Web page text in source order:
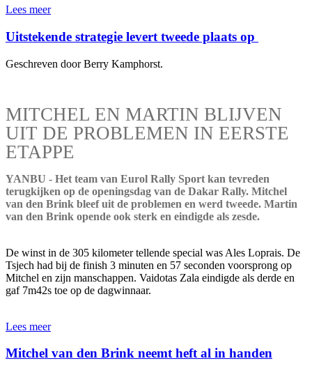
Lees meer
Uitstekende strategie levert tweede plaats op
Geschreven door Berry Kamphorst.
MITCHEL EN MARTIN BLIJVEN
UIT DE PROBLEMEN IN EERSTE
ETAPPE
YANBU - Het team van Eurol Rally Sport kan tevreden
terugkijken op de openingsdag van de Dakar Rally. Mitchel
van den Brink bleef uit de problemen en werd tweede. Martin
van den Brink opende ook sterk en eindigde als zesde.
De winst in de 305 kilometer tellende special was Ales Loprais. De
Tsjech had bij de finish 3 minuten en 57 seconden voorsprong op
Mitchel en zijn manschappen. Vaidotas Zala eindigde als derde en
gaf 7m42s toe op de dagwinnaar.
Lees meer
Mitchel van den Brink neemt heft al in handen